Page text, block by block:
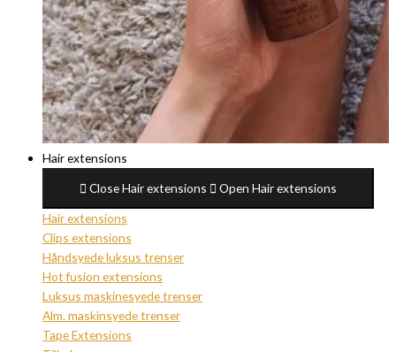
Hair extensions
Close Hair extensions
Open Hair extensions
Hair extensions
Clips extensions
Håndsyede luksus trenser
Hot fusion extensions
Luksus maskinesyede trenser
Alm. maskinsyede trenser
Tape Extensions